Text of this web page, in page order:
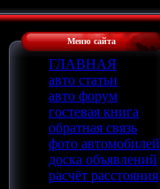
Меню сайта
ГЛАВНАЯ
авто статьи
авто форум
гостевая книга
обратная связь
фото автомобилей
доска объявлений
расчёт расстояния